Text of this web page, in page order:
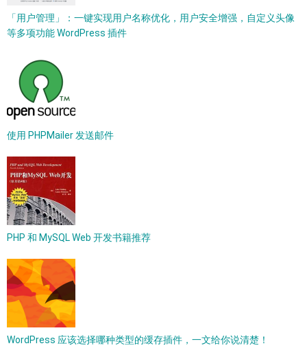
「用户管理」：一键实现用户名称优化，用户安全增强，自定义头像
等多项功能 WordPress 插件
使用 PHPMailer 发送邮件
PHP 和 MySQL Web 开发书籍推荐
WordPress 应该选择哪种类型的缓存插件，一文给你说清楚！